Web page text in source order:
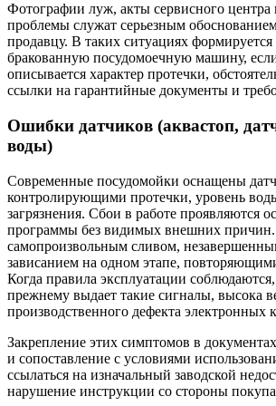
Фотографии луж, акты сервисного центра
проблемы служат серьезным
продавцу. В таких ситуациях формируется
бракованную посудомоечную машину,
описывается характер протечки,
ссылки на гарантийные документы и
Ошибки датчиков (аквастоп,
воды)
Современные посудомойки оснащены
контролирующими протечки, уровень
загрязнения. Сбои в работе проявляются
программы без видимых внешних
самопроизвольным сливом,
зависанием на одном этапе,
Когда правила эксплуатации
прежнему выдает такие сигналы, высока
производственного дефекта электронных
Закрепление этих симптомов в
и сопоставление с условиями
ссылаться на изначальный заводской
нарушение инструкции со стороны